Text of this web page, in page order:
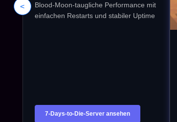
<
Blood-Moon-taugliche Performance mit
einfachen Restarts und stabiler Uptime
7-Days-to-Die-Server ansehen